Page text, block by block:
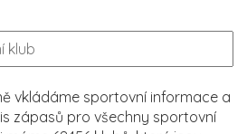
vkládáme sportovní informace a
zápasů pro všechny sportovní